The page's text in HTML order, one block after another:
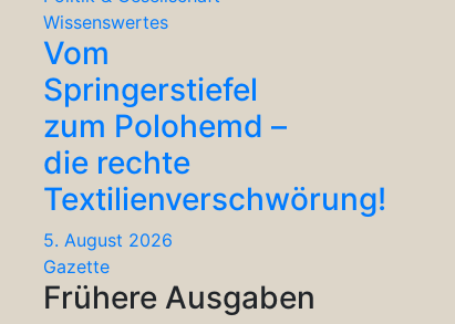
Wissenswertes
Vom
Springerstiefel
zum Polohemd –
die rechte
Textilienverschwörung!
5. August 2026
Gazette
Frühere Ausgaben